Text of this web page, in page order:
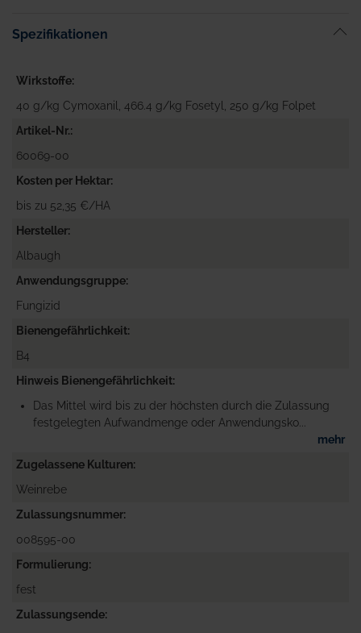
Spezifikationen
Wirkstoffe
40 g/kg Cymoxanil, 466.4 g/kg Fosetyl, 250 g/kg Folpet
Artikel-Nr.
60069-00
Kosten per Hektar
bis zu 52,35 €/HA
Hersteller
Albaugh
Anwendungsgruppe
Fungizid
Bienengefährlichkeit
B4
Hinweis Bienengefährlichkeit
Das Mittel wird bis zu der höchsten durch die Zulassung
festgelegten Aufwandmenge oder Anwendungsko...
mehr
Zugelassene Kulturen
Weinrebe
Zulassungsnummer
008595-00
Formulierung
fest
Zulassungsende